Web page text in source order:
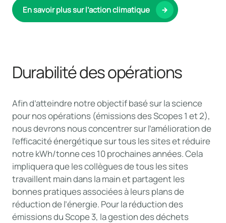
En savoir plus sur l’action climatique
Durabilité des opérations
Afin d’atteindre notre objectif basé sur la science
pour nos opérations (émissions des Scopes 1 et 2),
nous devrons nous concentrer sur l’amélioration de
l’efficacité énergétique sur tous les sites et réduire
notre kWh/tonne ces 10 prochaines années. Cela
impliquera que les collègues de tous les sites
travaillent main dans la main et partagent les
bonnes pratiques associées à leurs plans de
réduction de l’énergie. Pour la réduction des
émissions du Scope 3, la gestion des déchets